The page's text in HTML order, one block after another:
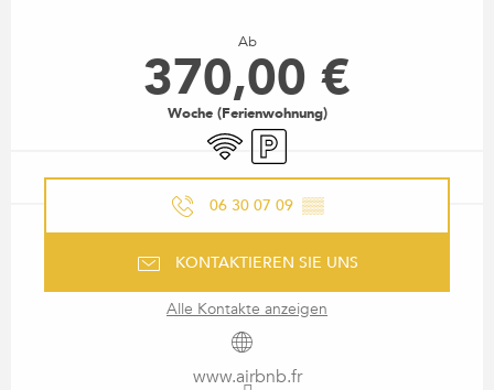
Ab
370,00 €
Woche (Ferienwohnung)
Wi-Fi Parkplatz
06 30 07 09 ▒▒
KONTAKTIEREN SIE UNS
Alle Kontakte anzeigen
www.airbnb.fr